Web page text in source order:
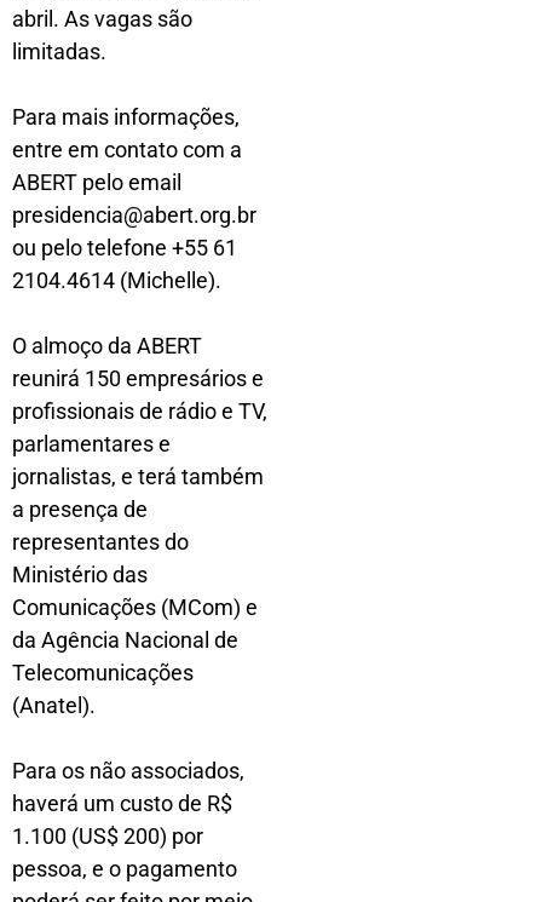
abril. As vagas são
limitadas.
Para mais informações,
entre em contato com a
ABERT pelo email
presidencia@abert.org.br
ou pelo telefone +55 61
2104.4614 (Michelle).
O almoço da ABERT
reunirá 150 empresários e
profissionais de rádio e TV,
parlamentares e
jornalistas, e terá também
a presença de
representantes do
Ministério das
Comunicações (MCom) e
da Agência Nacional de
Telecomunicações
(Anatel).
Para os não associados,
haverá um custo de R$
1.100 (US$ 200) por
pessoa, e o pagamento